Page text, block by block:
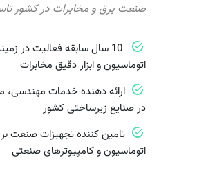
صنعت برق و مخابرات در کشور
10 سال سابقه فعالیت در
اتوماسیون و ابزار دقیق مخابرات
ارائه دهنده خدمات مهندسی،
در صنایع زیرساختی کشور
تامین کننده تجهیزات صنعت
اتوماسیون و کامپیوترهای صنعتی